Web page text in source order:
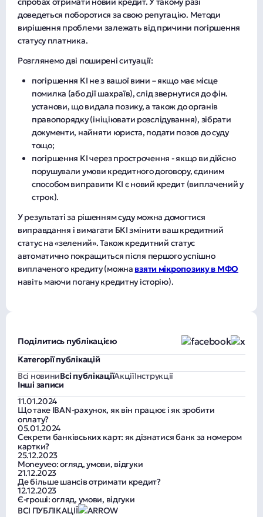
доведеться поборотися за свою репутацію. Методи
вирішення проблеми залежать від причини погіршення
статусу платника.
Розглянемо дві поширені ситуації:
погіршення КІ не з вашої вини – якщо має місце
помилка (або дії шахраїв), слід звернутися до фін.
установи, що видала позику, а також до органів
правопорядку (ініціювати розслідування), зібрати
документи, найняти юриста, подати позов до суду
тощо;
погіршення КІ через прострочення - якщо ви дійсно
порушували умови кредитного договору, єдиним
способом виправити КІ є новий кредит (виплачений у
строк).
У результаті за рішенням суду можна домогтися
виправдання і вимагати БКІ змінити ваш кредитний
статус на «зелений». Також кредитний статус
автоматично покращиться після першого успішно
виплаченого кредиту (можна взяти мікропозику в МФО
навіть маючи погану кредитну історію).
Поділитись публікацією
Категорії публікацій
Всі новиниВсі публікаціїАкціїІнструкції
Інші записи
11.01.2024
Що таке IBAN-рахунок, як він працює і як зробити
оплату?
05.01.2024
Секрети банківських карт: як дізнатися банк за номером
картки?
25.12.2023
Moneyveo: огляд, умови, відгуки
21.12.2023
Де більше шансів отримати кредит?
12.12.2023
Є-гроші: огляд, умови, відгуки
ВСІ ПУБЛІКАЦІЇ